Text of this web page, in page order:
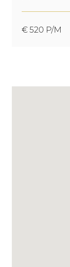
€ 520 P/M